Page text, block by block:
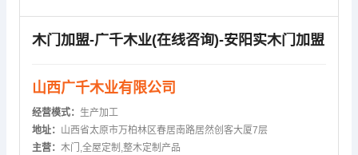
木门加盟-广千木业(在线咨询)-安阳实木门加盟
山西广千木业有限公司
经营模式： 生产加工
地址： 山西省太原市万柏林区春居南路居然创客大厦7层
主营： 木门,全屋定制,整木定制产品